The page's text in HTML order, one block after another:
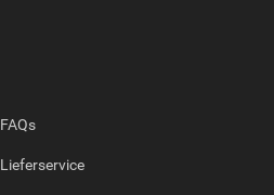
FAQs
Lieferservice